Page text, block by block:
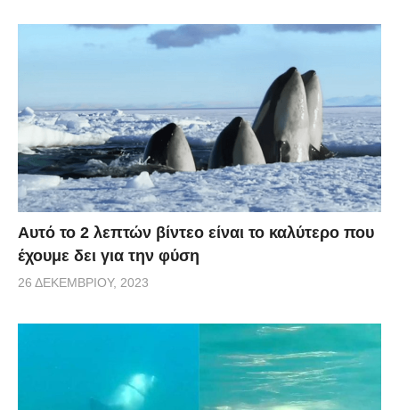
Αυτό το 2 λεπτών βίντεο είναι το καλύτερο που
έχουμε δει για την φύση
26 ΔΕΚΕΜΒΡΊΟΥ, 2023